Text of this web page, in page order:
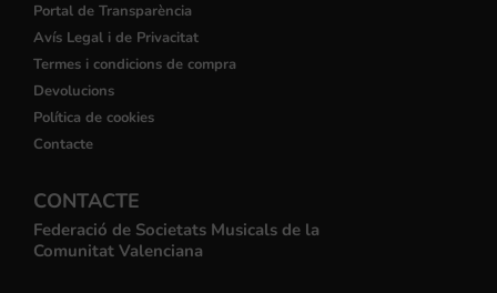
Portal de Transparència
Avís Legal i de Privacitat
Termes i condicions de compra
Devolucions
Política de cookies
Contacte
CONTACTE
Federació de Societats Musicals de la
Comunitat Valenciana